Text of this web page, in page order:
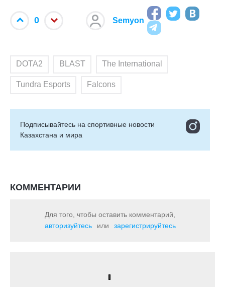
0 Semyon
DOTA2 BLAST The International
Tundra Esports Falcons
Подписывайтесь на cпортивные новости
Казахстана и мира
КОММЕНТАРИИ
Для того, чтобы оставить комментарий,
авторизуйтесь
или зарегистрируйтесь